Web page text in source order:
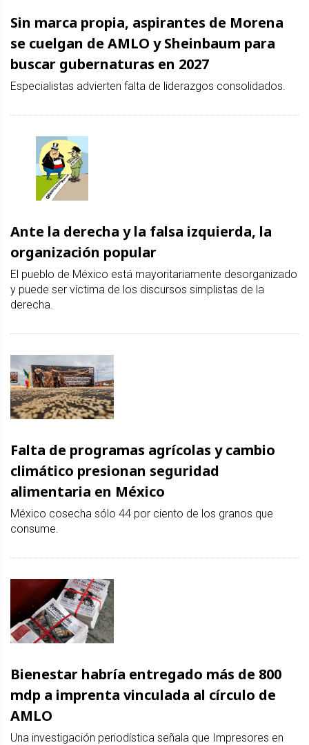
Sin marca propia, aspirantes de Morena
se cuelgan de AMLO y Sheinbaum para
buscar gubernaturas en 2027
Especialistas advierten falta de liderazgos consolidados.
Ante la derecha y la falsa izquierda, la
organización popular
El pueblo de México está mayoritariamente desorganizado
y puede ser víctima de los discursos simplistas de la
derecha.
Falta de programas agrícolas y cambio
climático presionan seguridad
alimentaria en México
México cosecha sólo 44 por ciento de los granos que
consume.
Bienestar habría entregado más de 800
mdp a imprenta vinculada al círculo de
AMLO
Una investigación periodística señala que Impresores en